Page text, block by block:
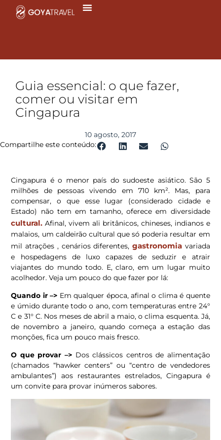
Guia essencial: o que fazer,
comer ou visitar em
Cingapura
10 agosto, 2017
Compartilhe este conteúdo:
Cingapura é o menor país do sudoeste asiático. São 5
milhões de pessoas vivendo em 710 km². Mas, para
compensar, o que esse lugar (considerado cidade e
Estado) não tem em tamanho, oferece em diversidade
cultural. Afinal, vivem ali britânicos, chineses, indianos e
malaios, um caldeirão cultural que só poderia resultar em
mil atrações , cenários diferentes, gastronomiavariada
e hospedagens de luxo capazes de seduzir e atrair
viajantes do mundo todo. E, claro, em um lugar muito
acolhedor. Veja um pouco do que fazer por lá:
Quando ir –> Em qualquer época, afinal o clima é quente
e úmido durante todo o ano, com temperaturas entre 24°
C e 31° C. Nos meses de abril a maio, o clima esquenta. Já,
de novembro a janeiro, quando começa a estação das
monções, fica um pouco mais fresco.
O que provar –>Dos clássicos centros de alimentação
(chamados “hawker centers” ou “centro de vendedores
ambulantes”) aos restaurantes estrelados, Cingapura é
um convite para provar inúmeros sabores.